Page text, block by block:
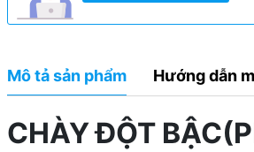
Mô tả sản phẩm Hướng dẫn
CHÀY ĐỘT